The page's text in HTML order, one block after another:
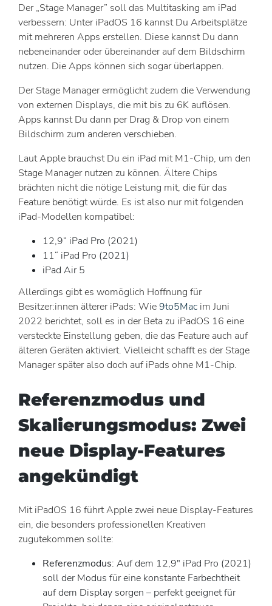
Der „Stage Manager” soll das Multitasking am iPad
verbessern: Unter iPadOS 16 kannst Du Arbeitsplätze
mit mehreren Apps erstellen. Diese kannst Du dann
nebeneinander oder übereinander auf dem Bildschirm
nutzen. Die Apps können sich sogar überlappen.
Der Stage Manager ermöglicht zudem die Verwendung
von externen Displays, die mit bis zu 6K auflösen.
Apps kannst Du dann per Drag & Drop von einem
Bildschirm zum anderen verschieben.
Laut Apple brauchst Du ein iPad mit M1-Chip, um den
Stage Manager nutzen zu können. Ältere Chips
brächten nicht die nötige Leistung mit, die für das
Feature benötigt würde. Es ist also nur mit folgenden
iPad-Modellen kompatibel:
12,9“ iPad Pro (2021)
11“ iPad Pro (2021)
iPad Air 5
Allerdings gibt es womöglich Hoffnung für
Besitzer:innen älterer iPads: Wie 9to5Mac im Juni
2022 berichtet, soll es in der Beta zu iPadOS 16 eine
versteckte Einstellung geben, die das Feature auch auf
älteren Geräten aktiviert. Vielleicht schafft es der Stage
Manager später also doch auf iPads ohne M1-Chip.
Referenzmodus und
Skalierungsmodus: Zwei
neue Display-Features
angekündigt
Mit iPadOS 16 führt Apple zwei neue Display-Features
ein, die besonders professionellen Kreativen
zugutekommen sollte:
Referenzmodus: Auf dem 12,9″ iPad Pro (2021)
soll der Modus für eine konstante Farbechtheit
auf dem Display sorgen – perfekt geeignet für